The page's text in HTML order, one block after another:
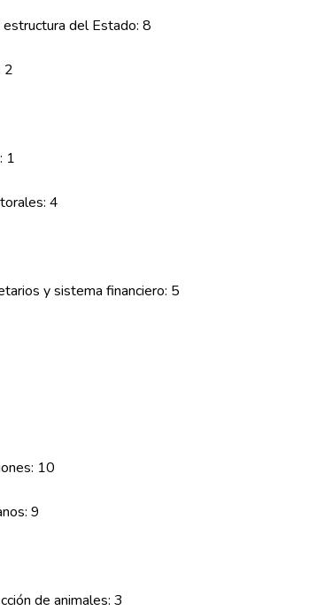
del Estado: 8
2
1
4
y sistema financiero: 5
10
9
de animales: 3